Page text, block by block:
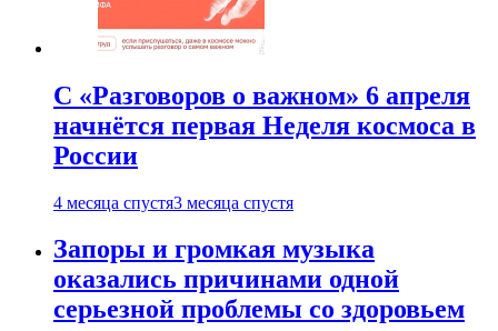
С «Разговоров о важном» 6 апреля
начнётся первая Неделя космоса в
России
4 месяца спустя3 месяца спустя
Запоры и громкая музыка
оказались причинами одной
серьезной проблемы со здоровьем